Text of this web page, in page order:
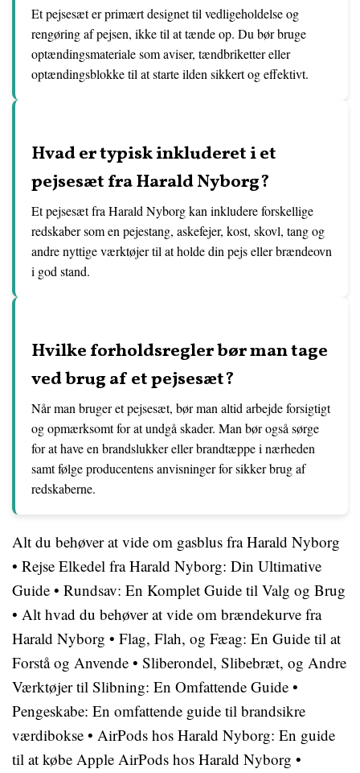
Et pejsesæt er primært designet til vedligeholdelse og
rengøring af pejsen, ikke til at tænde op. Du bør bruge
optændingsmateriale som aviser, tændbriketter eller
optændingsblokke til at starte ilden sikkert og effektivt.
Hvad er typisk inkluderet i et
pejsesæt fra Harald Nyborg?
Et pejsesæt fra Harald Nyborg kan inkludere forskellige
redskaber som en pejestang, askefejer, kost, skovl, tang og
andre nyttige værktøjer til at holde din pejs eller brændeovn
i god stand.
Hvilke forholdsregler bør man tage
ved brug af et pejsesæt?
Når man bruger et pejsesæt, bør man altid arbejde forsigtigt
og opmærksomt for at undgå skader. Man bør også sørge
for at have en brandslukker eller brandtæppe i nærheden
samt følge producentens anvisninger for sikker brug af
redskaberne.
Alt du behøver at vide om gasblus fra Harald Nyborg
• Rejse Elkedel fra Harald Nyborg: Din Ultimative
Guide • Rundsav: En Komplet Guide til Valg og Brug
• Alt hvad du behøver at vide om brændekurve fra
Harald Nyborg • Flag, Flah, og Fæag: En Guide til at
Forstå og Anvende • Sliberondel, Slibebræt, og Andre
Værktøjer til Slibning: En Omfattende Guide •
Pengeskabe: En omfattende guide til brandsikre
værdibokse • AirPods hos Harald Nyborg: En guide
til at købe Apple AirPods hos Harald Nyborg •